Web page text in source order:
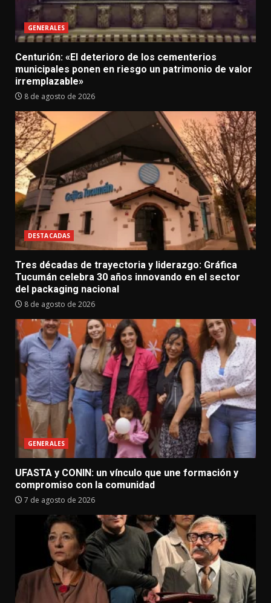
GENERALES
Centurión: «El deterioro de los cementerios
municipales ponen en riesgo un patrimonio de valor
irremplazable»
8 de agosto de 2026
DESTACADAS
Tres décadas de trayectoria y liderazgo: Gráfica
Tucumán celebra 30 años innovando en el sector
del packaging nacional
8 de agosto de 2026
GENERALES
UFASTA y CONIN: un vínculo que une formación y
compromiso con la comunidad
7 de agosto de 2026